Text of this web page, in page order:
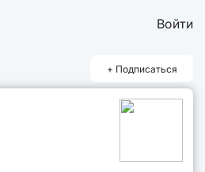
Войти
+ Подписаться